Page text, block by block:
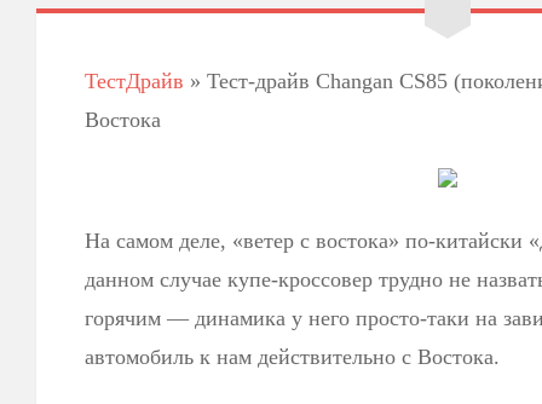
ВидеоОбзоры
ТестДрайв » Тест-драйв Changan CS85
Востока
На самом деле, «ветер с востока» по-
данном случае купе-кроссовер трудно не
горячим — динамика у него просто-таки на
автомобиль к нам действительно с Востока.